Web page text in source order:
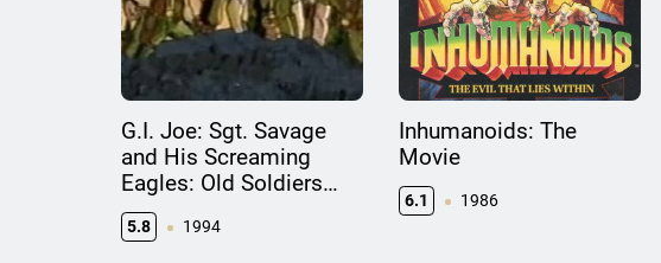
G.I. Joe: Sgt. Savage
and His Screaming
Eagles: Old Soldiers
Never Die
5.8 1994
Inhumanoids: The
Movie
6.1 1986